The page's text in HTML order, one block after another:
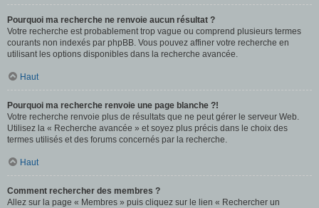
Pourquoi ma recherche ne renvoie aucun résultat ?
Votre recherche est probablement trop vague ou comprend plusieurs termes
courants non indexés par phpBB. Vous pouvez affiner votre recherche en
utilisant les options disponibles dans la recherche avancée.
Haut
Pourquoi ma recherche renvoie une page blanche ?!
Votre recherche renvoie plus de résultats que ne peut gérer le serveur Web.
Utilisez la « Recherche avancée » et soyez plus précis dans le choix des
termes utilisés et des forums concernés par la recherche.
Haut
Comment rechercher des membres ?
Allez sur la page « Membres » puis cliquez sur le lien « Rechercher un